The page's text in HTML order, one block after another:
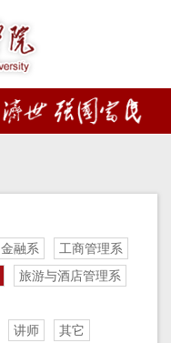
金融系
工商管理系
旅游与酒店管理系
讲师 其它